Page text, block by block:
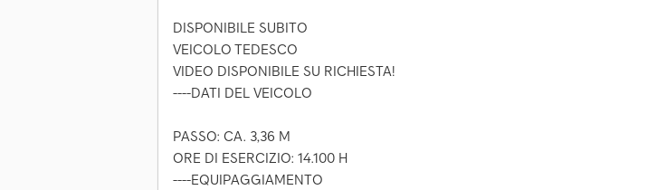
DISPONIBILE SUBITO
VEICOLO TEDESCO
VIDEO DISPONIBILE SU RICHIESTA!
----DATI DEL VEICOLO
PASSO: CA. 3,36 M
ORE DI ESERCIZIO: 14.100 H
----EQUIPAGGIAMENTO